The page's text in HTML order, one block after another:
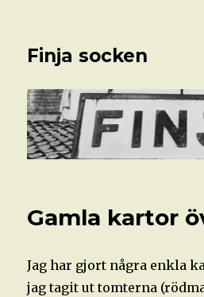
Finja socken
Gamla kartor
Jag har gjort några enkla
jag tagit ut tomterna